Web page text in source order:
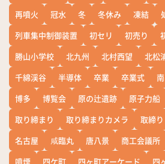
再噴火
冠水 冬 冬休み 凍結
列車集中制御装置
初セリ 初売り
勝山小学校
北九州 北村西望 北松
千綿渓谷
半導体 卒業 卒業式
博多
博覧会 原の辻遺跡 原子力船
取り締まり
取り締まりカメラ 取締り
名古屋
咸臨丸 唐八景 商工会議所
噴煙
四ケ町 四ヶ町アーケード 四